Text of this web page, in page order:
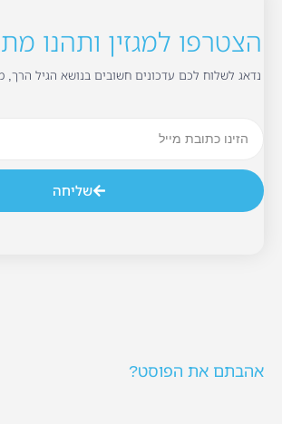
הצטרפו למגזין ותהנו
נדאג לשלוח לכם עדכונים חשובים בנושא הגיל הרך,
שליחה
אהבתם את הפוסט?